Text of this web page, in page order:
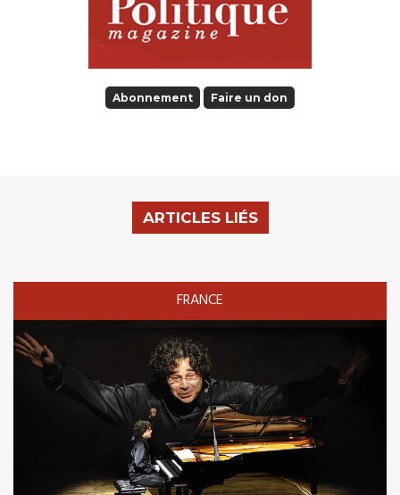
Abonnement Faire un don
ARTICLES LIÉS
FRANCE